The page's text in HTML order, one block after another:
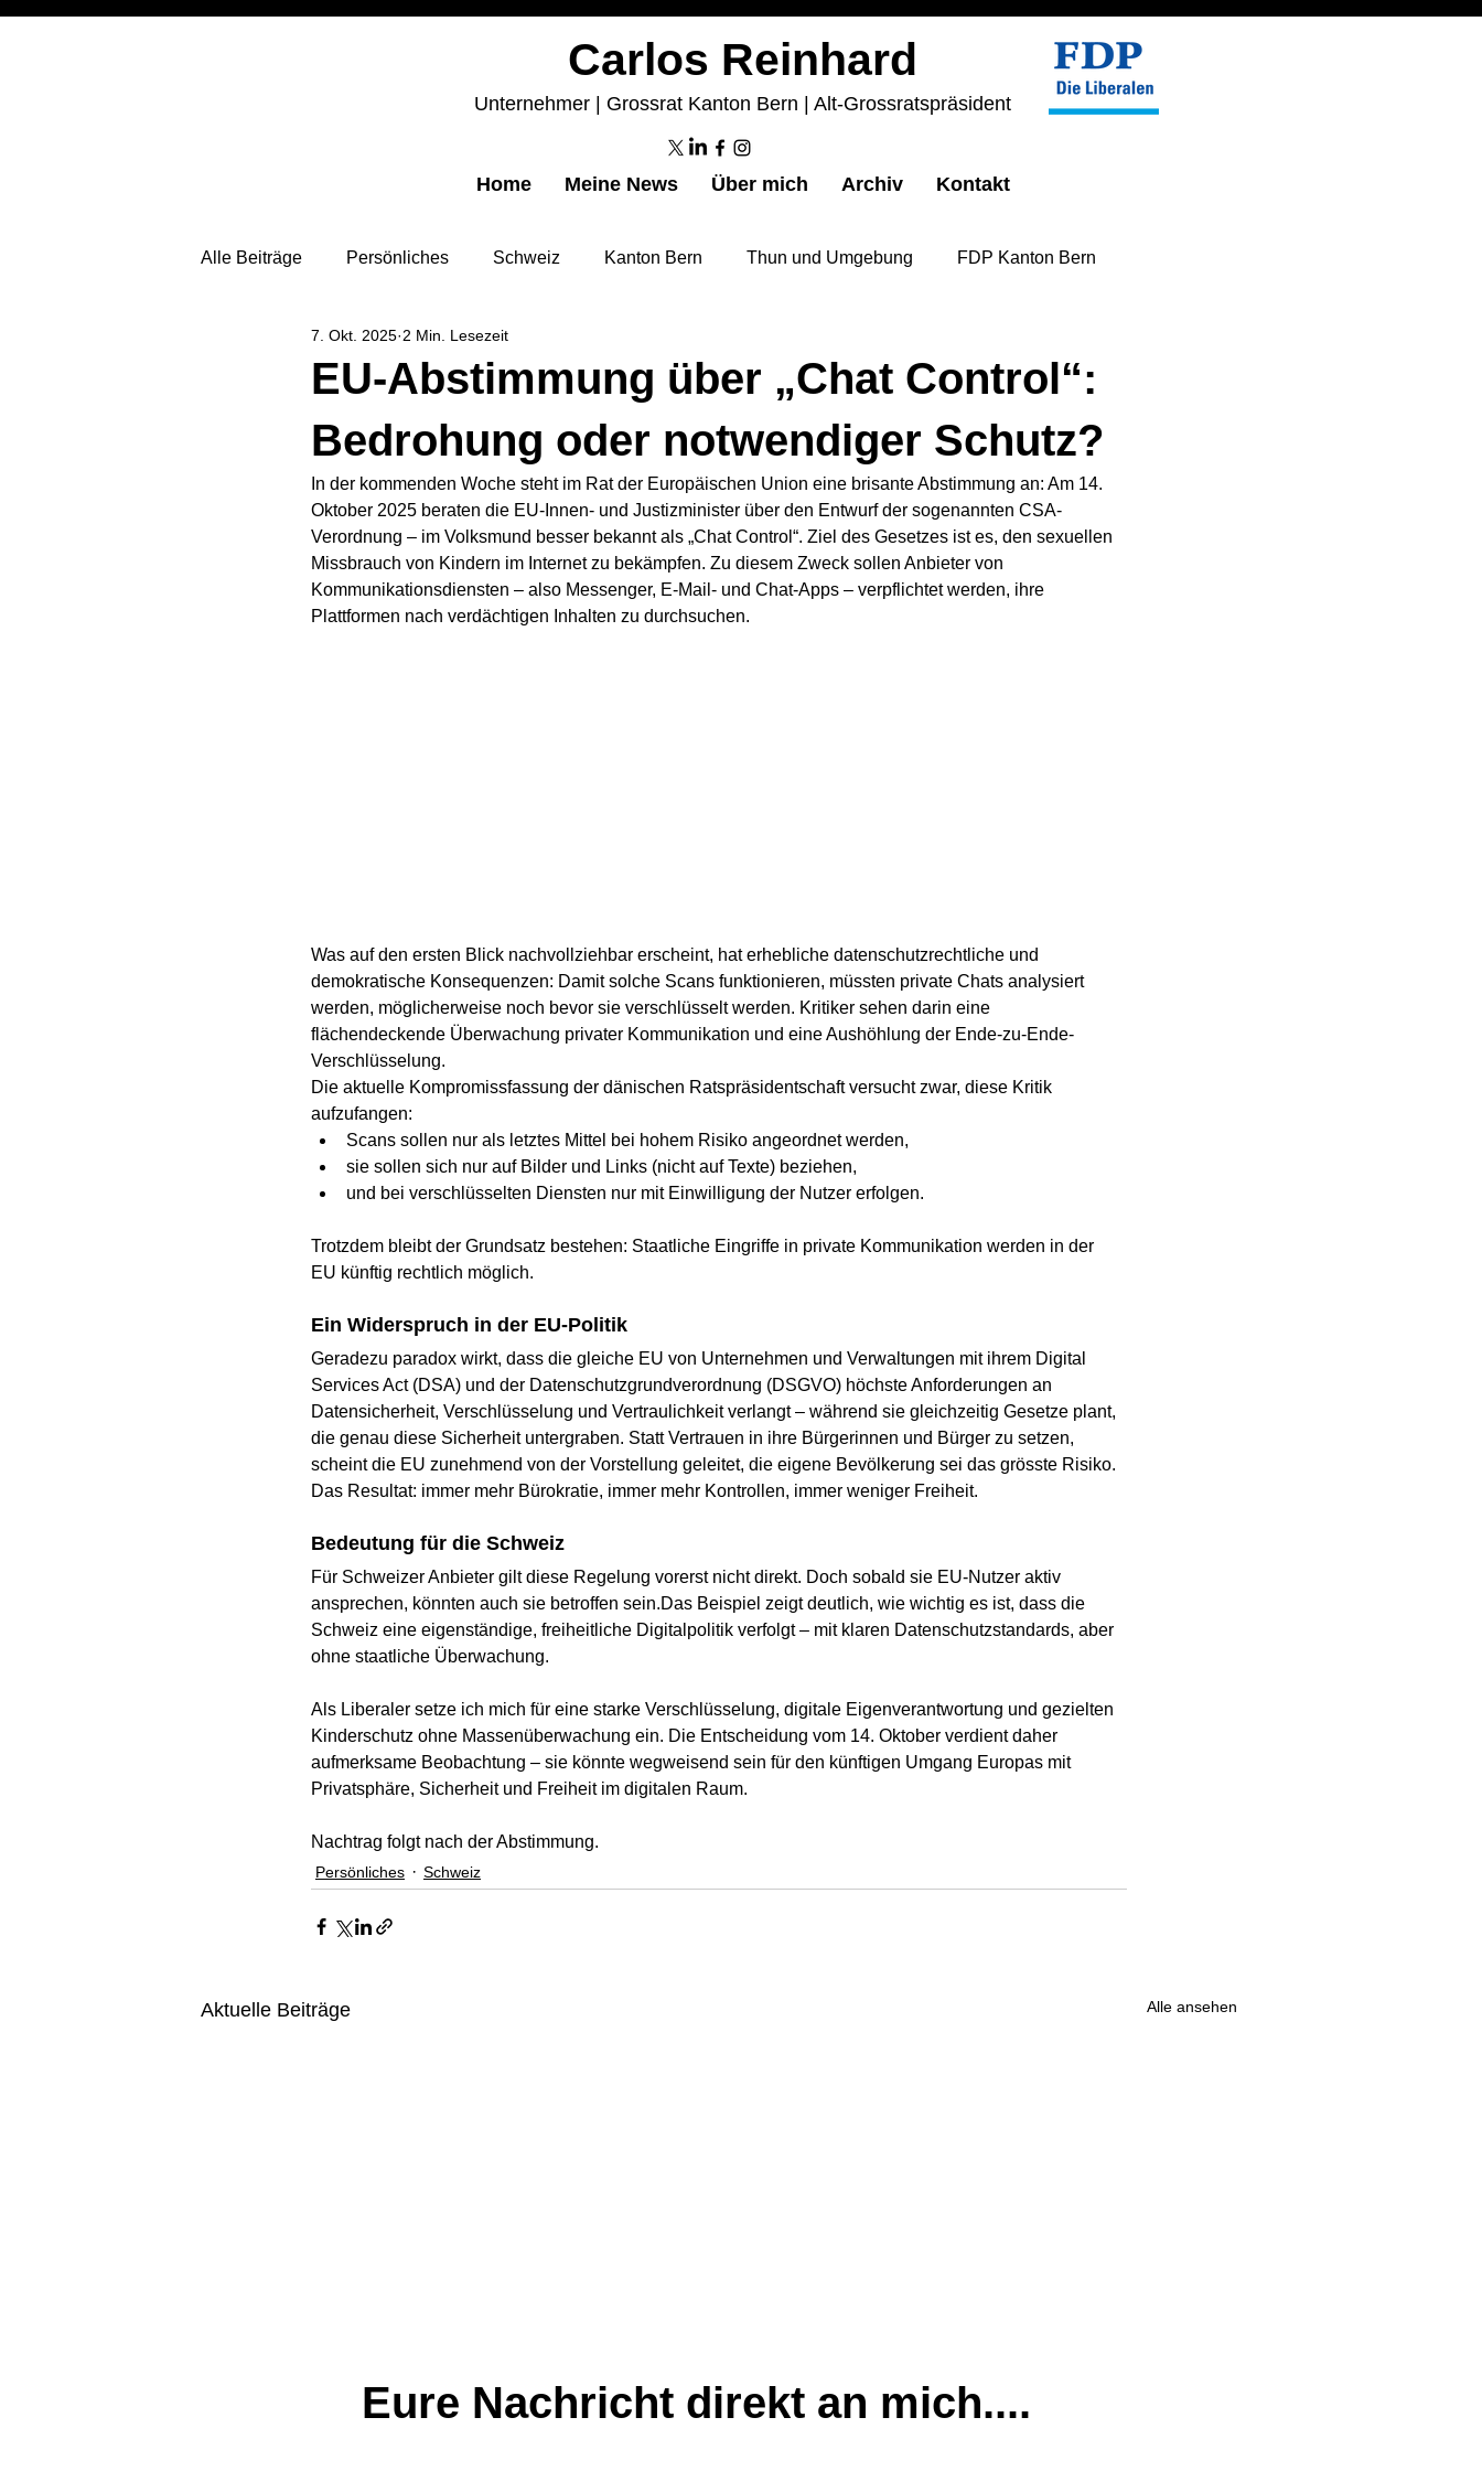
Carlos Reinhard
Unternehmer | Grossrat Kanton Bern | Alt-Grossratspräsident
Home Meine News Über mich Archiv Kontakt
Alle Beiträge Persönliches Schweiz Kanton Bern Thun und Umgebung FDP Kanton Bern
EU-Abstimmung über „Chat Control“:
Bedrohung oder notwendiger Schutz?
7. Okt. 2025 2 Min. Lesezeit
In der kommenden Woche steht im Rat der Europäischen Union eine brisante Abstimmung an: Am 14.
Oktober 2025 beraten die EU-Innen- und Justizminister über den Entwurf der sogenannten CSA-
Verordnung – im Volksmund besser bekannt als „Chat Control“. Ziel des Gesetzes ist es, den sexuellen
Missbrauch von Kindern im Internet zu bekämpfen. Zu diesem Zweck sollen Anbieter von
Kommunikationsdiensten – also Messenger, E-Mail- und Chat-Apps – verpflichtet werden, ihre
Plattformen nach verdächtigen Inhalten zu durchsuchen.
Was auf den ersten Blick nachvollziehbar erscheint, hat erhebliche datenschutzrechtliche und
demokratische Konsequenzen: Damit solche Scans funktionieren, müssten private Chats analysiert
werden, möglicherweise noch bevor sie verschlüsselt werden. Kritiker sehen darin eine
flächendeckende Überwachung privater Kommunikation und eine Aushöhlung der Ende-zu-Ende-
Verschlüsselung.
Die aktuelle Kompromissfassung der dänischen Ratspräsidentschaft versucht zwar, diese Kritik
aufzufangen:
Scans sollen nur als letztes Mittel bei hohem Risiko angeordnet werden,
sie sollen sich nur auf Bilder und Links (nicht auf Texte) beziehen,
und bei verschlüsselten Diensten nur mit Einwilligung der Nutzer erfolgen.
Trotzdem bleibt der Grundsatz bestehen: Staatliche Eingriffe in private Kommunikation werden in der
EU künftig rechtlich möglich.
Ein Widerspruch in der EU-Politik
Geradezu paradox wirkt, dass die gleiche EU von Unternehmen und Verwaltungen mit ihrem Digital
Services Act (DSA) und der Datenschutzgrundverordnung (DSGVO) höchste Anforderungen an
Datensicherheit, Verschlüsselung und Vertraulichkeit verlangt – während sie gleichzeitig Gesetze plant,
die genau diese Sicherheit untergraben. Statt Vertrauen in ihre Bürgerinnen und Bürger zu setzen,
scheint die EU zunehmend von der Vorstellung geleitet, die eigene Bevölkerung sei das grösste Risiko.
Das Resultat: immer mehr Bürokratie, immer mehr Kontrollen, immer weniger Freiheit.
Bedeutung für die Schweiz
Für Schweizer Anbieter gilt diese Regelung vorerst nicht direkt. Doch sobald sie EU-Nutzer aktiv
ansprechen, könnten auch sie betroffen sein.Das Beispiel zeigt deutlich, wie wichtig es ist, dass die
Schweiz eine eigenständige, freiheitliche Digitalpolitik verfolgt – mit klaren Datenschutzstandards, aber
ohne staatliche Überwachung.
Als Liberaler setze ich mich für eine starke Verschlüsselung, digitale Eigenverantwortung und gezielten
Kinderschutz ohne Massenüberwachung ein. Die Entscheidung vom 14. Oktober verdient daher
aufmerksame Beobachtung – sie könnte wegweisend sein für den künftigen Umgang Europas mit
Privatsphäre, Sicherheit und Freiheit im digitalen Raum.
Nachtrag folgt nach der Abstimmung.
Persönliches Schweiz
Aktuelle Beiträge Alle ansehen
Eure Nachricht direkt an mich....